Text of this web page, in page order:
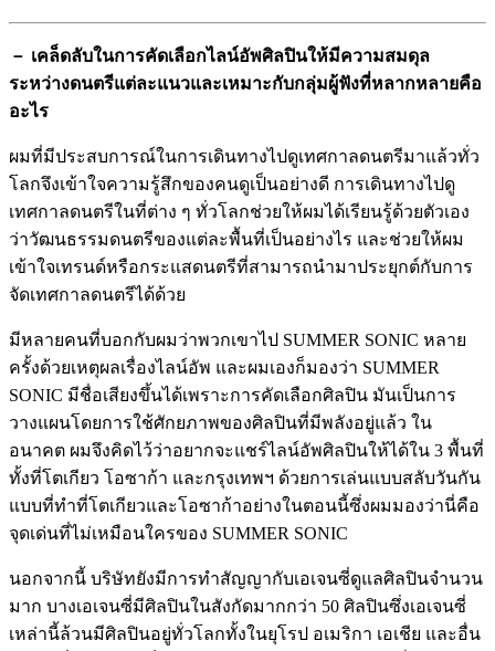
－ เคล็ดลับในการคัดเลือกไลน์อัพศิลปินให้มีความสมดุล
ระหว่างดนตรีแต่ละแนวและเหมาะกับกลุ่มผู้ฟังที่หลากหลายคือ
อะไร
ผมที่มีประสบการณ์ในการเดินทางไปดูเทศกาลดนตรีมาแล้วทั่ว
โลกจึงเข้าใจความรู้สึกของคนดูเป็นอย่างดี การเดินทางไปดู
เทศกาลดนตรีในที่ต่าง ๆ ทั่วโลกช่วยให้ผมได้เรียนรู้ด้วยตัวเอง
ว่าวัฒนธรรมดนตรีของแต่ละพื้นที่เป็นอย่างไร และช่วยให้ผม
เข้าใจเทรนด์หรือกระแสดนตรีที่สามารถนำมาประยุกต์กับการ
จัดเทศกาลดนตรีได้ด้วย
มีหลายคนที่บอกกับผมว่าพวกเขาไป SUMMER SONIC หลาย
ครั้งด้วยเหตุผลเรื่องไลน์อัพ และผมเองก็มองว่า SUMMER
SONIC มีชื่อเสียงขึ้นได้เพราะการคัดเลือกศิลปิน มันเป็นการ
วางแผนโดยการใช้ศักยภาพของศิลปินที่มีพลังอยู่แล้ว ใน
อนาคต ผมจึงคิดไว้ว่าอยากจะแชร์ไลน์อัพศิลปินให้ได้ใน 3 พื้นที่
ทั้งที่โตเกียว โอซาก้า และกรุงเทพฯ ด้วยการเล่นแบบสลับวันกัน
แบบที่ทำที่โตเกียวและโอซาก้าอย่างในตอนนี้ซึ่งผมมองว่านี่คือ
จุดเด่นที่ไม่เหมือนใครของ SUMMER SONIC
นอกจากนี้ บริษัทยังมีการทำสัญญากับเอเจนซี่ดูแลศิลปินจำนวน
มาก บางเอเจนซี่มีศิลปินในสังกัดมากกว่า 50 ศิลปินซึ่งเอเจนซี่
เหล่านี้ล้วนมีศิลปินอยู่ทั่วโลกทั้งในยุโรป อเมริกา เอเชีย และอื่น